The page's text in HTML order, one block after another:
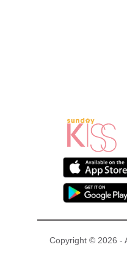
Copyright © 2026 -